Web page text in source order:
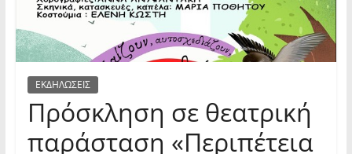
ΕΚΔΗΛΩΣΕΙΣ
Πρόσκληση σε θεατρική
παράσταση «Περιπέτεια